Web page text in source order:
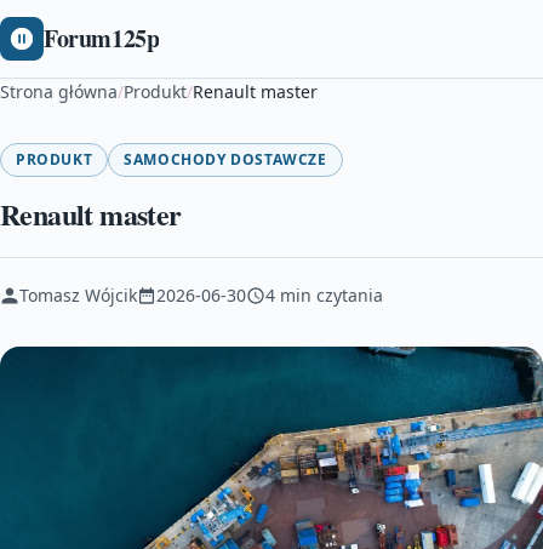
Forum125p
Strona główna/Produkt/Renault master
PRODUKT SAMOCHODY DOSTAWCZE
Renault master
Tomasz Wójcik 2026-06-30 4 min czytania